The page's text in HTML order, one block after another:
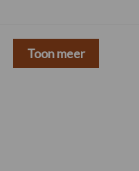
Toon meer